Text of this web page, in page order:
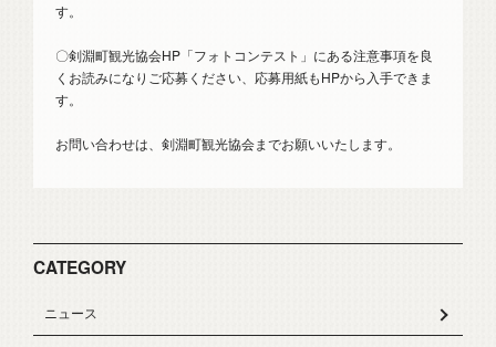
す。
〇剣淵町観光協会HP「フォトコンテスト」にある注意事項を良
くお読みになりご応募ください、応募用紙もHPから入手できま
す。
お問い合わせは、剣淵町観光協会までお願いいたします。
CATEGORY
ニュース